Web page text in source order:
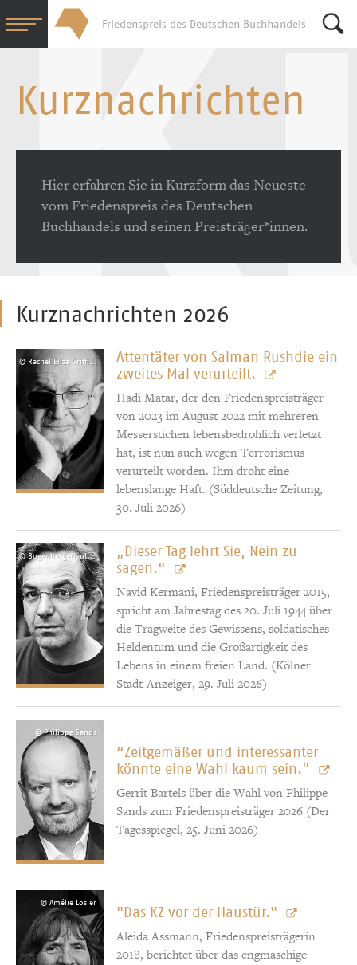
Friedenspreis des Deutschen Buchhandels
Kurznachrichten
Hier erfahren Sie in Kurzform das Neueste
vom Friedenspreis des Deutschen
Buchhandels und seinen Preisträger*innen.
Kurznachrichten 2026
© Rachel Eliza Griffiths
Attentäter von Salman Rushdie ein
zweites Mal verurteilt.
Hadi Matar, der den Friedenspreisträger
von 2023 im August 2022 mit mehreren
Messerstichen lebensbedrohlich verletzt
hat, ist nun auch wegen Terrorismus
verurteilt worden. Ihm droht eine
lebenslange Haft. (Süddeutsche Zeitung,
30. Juli 2026)
© Bogenberger/autorenfotos.com
„Dieser Tag lehrt Sie, Nein zu
sagen.“
Navid Kermani, Friedenspreisträger 2015,
spricht am Jahrestag des 20. Juli 1944 über
die Tragweite des Gewissens, soldatisches
Heldentum und die Großartigkeit des
Lebens in einem freien Land. (Kölner
Stadt-Anzeiger, 29. Juli 2026)
© Philippe Sands
“Zeitgemäßer und interessanter
könnte eine Wahl kaum sein.”
Gerrit Bartels über die Wahl von Philippe
Sands zum Friedenspreisträger 2026 (Der
Tagesspiegel, 25. Juni 2026)
© Amélie Losier
"Das KZ vor der Haustür."
Aleida Assmann, Friedenspreisträgerin
2018, berichtet über das engmaschige